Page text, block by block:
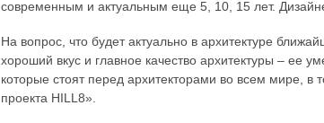
современным и актуальным еще 5, 10, 15 лет.
На вопрос, что будет актуально в архитектуре
хороший вкус и главное качество архитектуры – ее
которые стоят перед архитекторами во всем мире,
проекта HILL8».